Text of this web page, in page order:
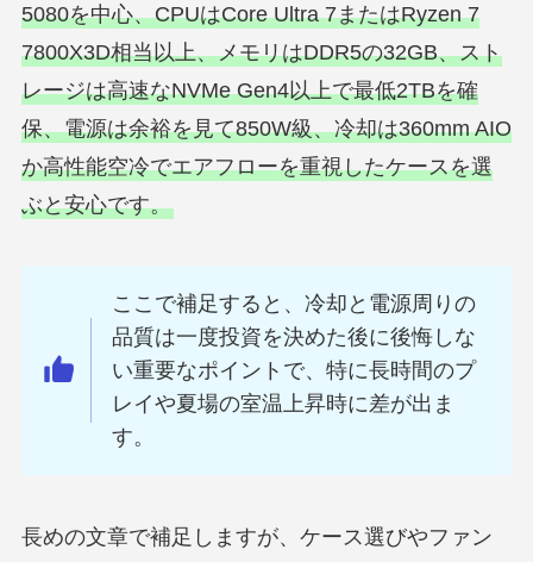
5080を中心、CPUはCore Ultra 7またはRyzen 7
7800X3D相当以上、メモリはDDR5の32GB、スト
レージは高速なNVMe Gen4以上で最低2TBを確
保、電源は余裕を見て850W級、冷却は360mm AIO
か高性能空冷でエアフローを重視したケースを選
ぶと安心です。
ここで補足すると、冷却と電源周りの
品質は一度投資を決めた後に後悔しな
い重要なポイントで、特に長時間のプ
レイや夏場の室温上昇時に差が出ま
す。
長めの文章で補足しますが、ケース選びやファン